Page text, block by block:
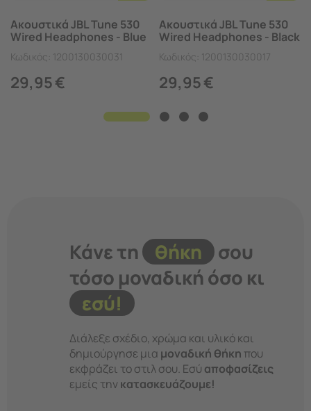
Ακουστικά JBL Tune 530
Wired Headphones - Blue
Κωδικός: 1200130030031
29,95€
Ακουστικά JBL Tune 530
Wired Headphones - Black
Κωδικός: 1200130030017
29,95€
Κάνε τη θήκη
σου
τόσο μοναδική όσο κι
εσύ!
Διάλεξε σχέδιο, χρώμα και υλικό και
δημιούργησε μια μοναδική θήκη που
εκφράζει το στιλ σου. Εσύ αποφασίζεις
εμείς την κατασκευάζουμε!